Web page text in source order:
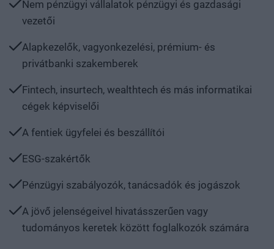
Nem pénzügyi vállalatok pénzügyi és gazdasági
vezetői
Alapkezelők, vagyonkezelési, prémium- és
privátbanki szakemberek
Fintech, insurtech, wealthtech és más informatikai
cégek képviselői
A fentiek ügyfelei és beszállítói
ESG-szakértők
Pénzügyi szabályozók, tanácsadók és jogászok
A jövő jelenségeivel hivatásszerűen vagy
tudományos keretek között foglalkozók számára